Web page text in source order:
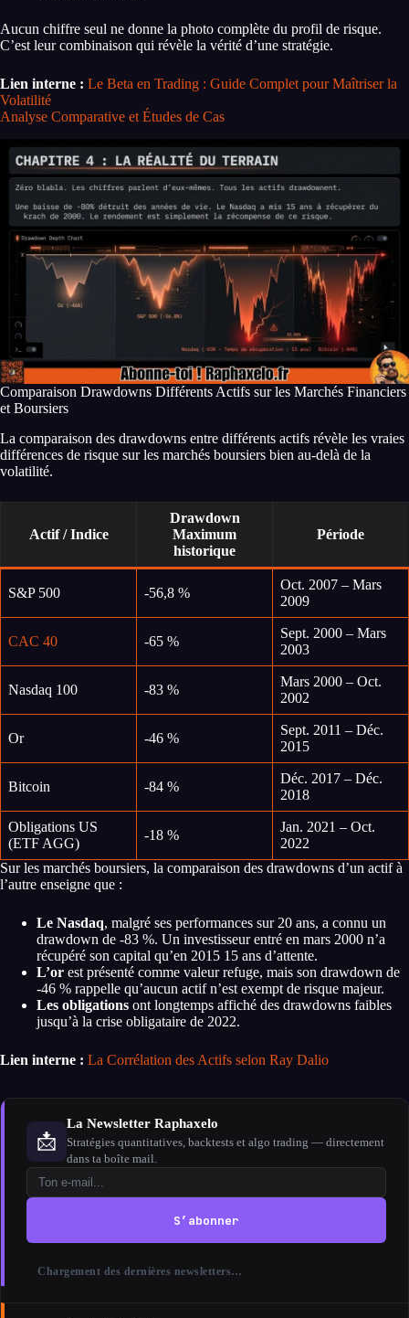
Aucun chiffre seul ne donne la photo complète du profil de risque.
C’est leur combinaison qui révèle la vérité d’une stratégie.
Lien interne : Le Beta en Trading : Guide Complet pour Maîtriser la
Volatilité
Analyse Comparative et Études de Cas
Comparaison Drawdowns Différents Actifs sur les Marchés Financiers
et Boursiers
La comparaison des drawdowns entre différents actifs révèle les vraies
différences de risque sur les marchés boursiers bien au-delà de la
volatilité.
Actif / Indice
Drawdown
Maximum
historique
Période
S&P 500 -56,8 %
Oct. 2007 – Mars
2009
CAC 40 -65 %
Sept. 2000 – Mars
2003
Nasdaq 100 -83 %
Mars 2000 – Oct.
2002
Or -46 %
Sept. 2011 – Déc.
2015
Bitcoin -84 %
Déc. 2017 – Déc.
2018
Obligations US
(ETF AGG)
-18 %
Jan. 2021 – Oct.
2022
Sur les marchés boursiers, la comparaison des drawdowns d’un actif à
l’autre enseigne que :
Le Nasdaq, malgré ses performances sur 20 ans, a connu un
drawdown de -83 %. Un investisseur entré en mars 2000 n’a
récupéré son capital qu’en 2015 15 ans d’attente.
L’or est présenté comme valeur refuge, mais son drawdown de
-46 % rappelle qu’aucun actif n’est exempt de risque majeur.
Les obligations ont longtemps affiché des drawdowns faibles
jusqu’à la crise obligataire de 2022.
Lien interne : La Corrélation des Actifs selon Ray Dalio
📩
La Newsletter Raphaxelo
Stratégies quantitatives, backtests et algo trading — directement
dans ta boîte mail.
S’abonner
Chargement des dernières newsletters…